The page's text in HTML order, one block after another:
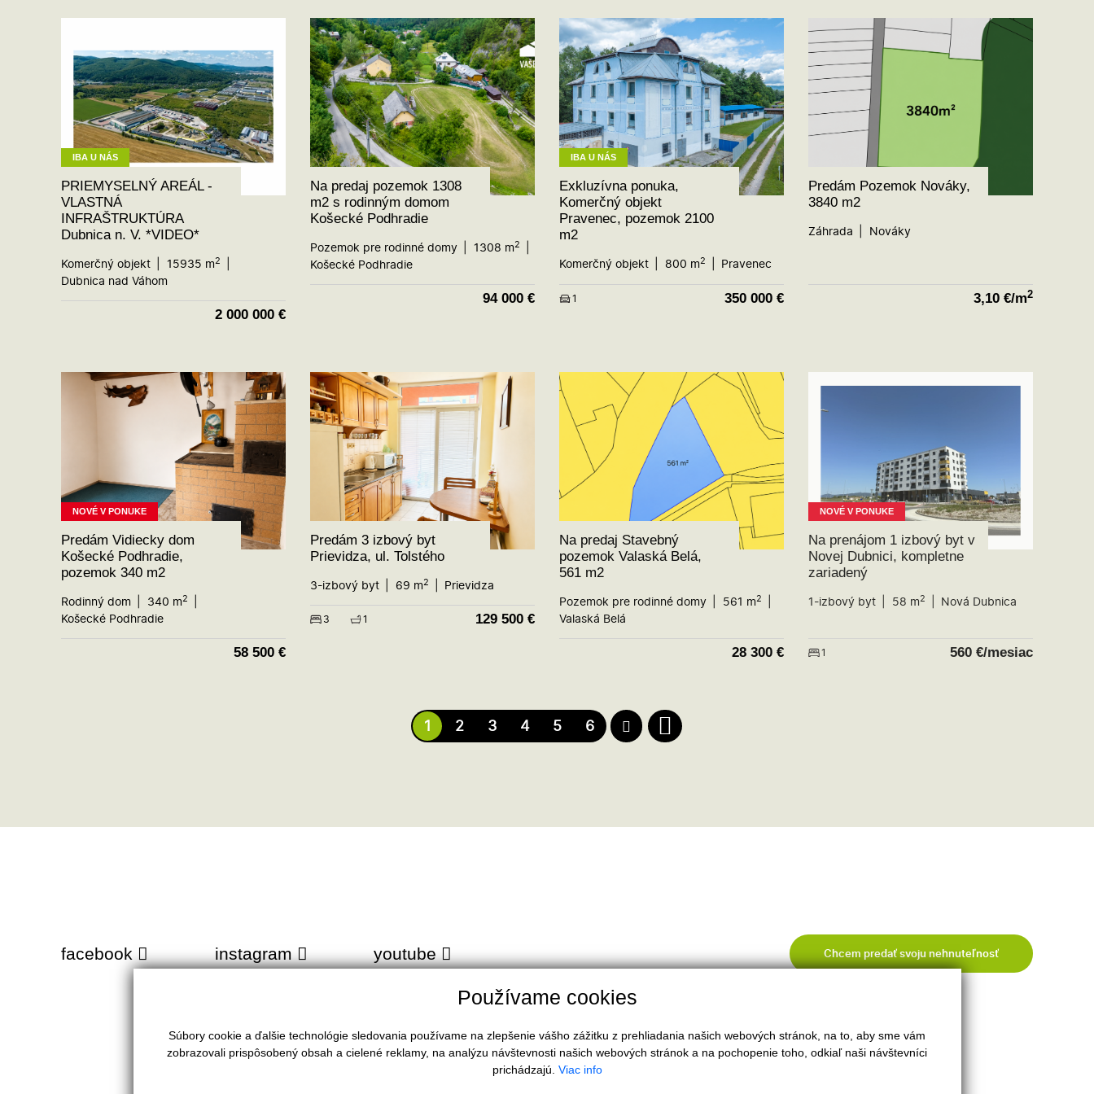
IBA U NÁS
PRIEMYSELNÝ AREÁL -
VLASTNÁ
INFRAŠTRUKTÚRA
Dubnica n. V. *VIDEO*
Komerčný objekt 15935 m2
Dubnica nad Váhom
2 000 000 €
Na predaj pozemok 1308
m2 s rodinným domom
Košecké Podhradie
Pozemok pre rodinné domy 1308 m2
Košecké Podhradie
94 000 €
IBA U NÁS
Exkluzívna ponuka,
Komerčný objekt
Pravenec, pozemok 2100
m2
Komerčný objekt 800 m2 Pravenec
1 350 000 €
Predám Pozemok Nováky,
3840 m2
Záhrada Nováky
3,10 €/m2
NOVÉ V PONUKE
Predám Vidiecky dom
Košecké Podhradie,
pozemok 340 m2
Rodinný dom 340 m2
Košecké Podhradie
58 500 €
Predám 3 izbový byt
Prievidza, ul. Tolstého
3-izbový byt 69 m2 Prievidza
3 1 129 500 €
Na predaj Stavebný
pozemok Valaská Belá,
561 m2
Pozemok pre rodinné domy 561 m2
Valaská Belá
28 300 €
NOVÉ V PONUKE
Na prenájom 1 izbový byt v
Novej Dubnici, kompletne
zariadený
1-izbový byt 58 m2 Nová Dubnica
1 560 €/mesiac
1 2 3 4 5 6
facebook instagram youtube Chcem predať svoju nehnuteľnosť
PONUKA HĽADÁM INFO
Používame cookies
Súbory cookie a ďalšie technológie sledovania používame na zlepšenie vášho zážitku z prehliadania našich webových stránok, na to, aby sme vám
zobrazovali prispôsobený obsah a cielené reklamy, na analýzu návštevnosti našich webových stránok a na pochopenie toho, odkiaľ naši návštevníci
prichádzajú. Viac info